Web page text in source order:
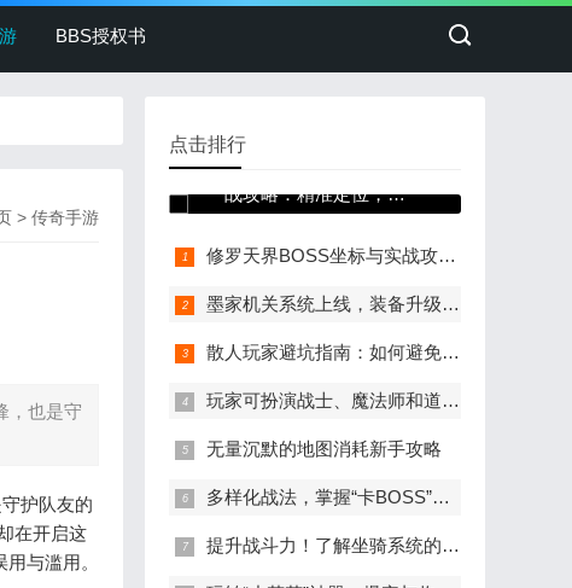
BBS授权书
> 传奇手游
，也是守
护队友的
在开启这
与滥用。
点击排行
修罗天界BOSS坐标与实
战攻略：精准定位，稳
拿神装!
修罗天界BOSS坐标与实战攻略：精准定位，稳拿神装!
墨家机关系统上线，装备升级从未如此简单
散人玩家避坑指南：如何避免无效内卷
玩家可扮演战士、魔法师和道士三种角色
无量沉默的地图消耗新手攻略
多样化战法，掌握“卡BOSS”技巧
提升战斗力！了解坐骑系统的每一个细节！